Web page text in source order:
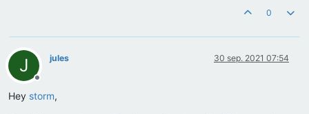
0
J
Offline
jules 30 sep. 2021 07:54
Hey storm,